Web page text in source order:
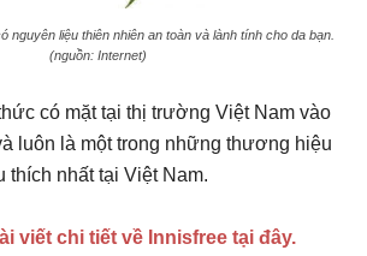
nguyên liệu thiên nhiên an toàn và lành tính cho da bạn.
(nguồn: Internet)
có mặt tại thị trường Việt Nam vào
luôn là một trong những thương hiệu
thích nhất tại Việt Nam.
viết chi tiết về Innisfree tại đây.